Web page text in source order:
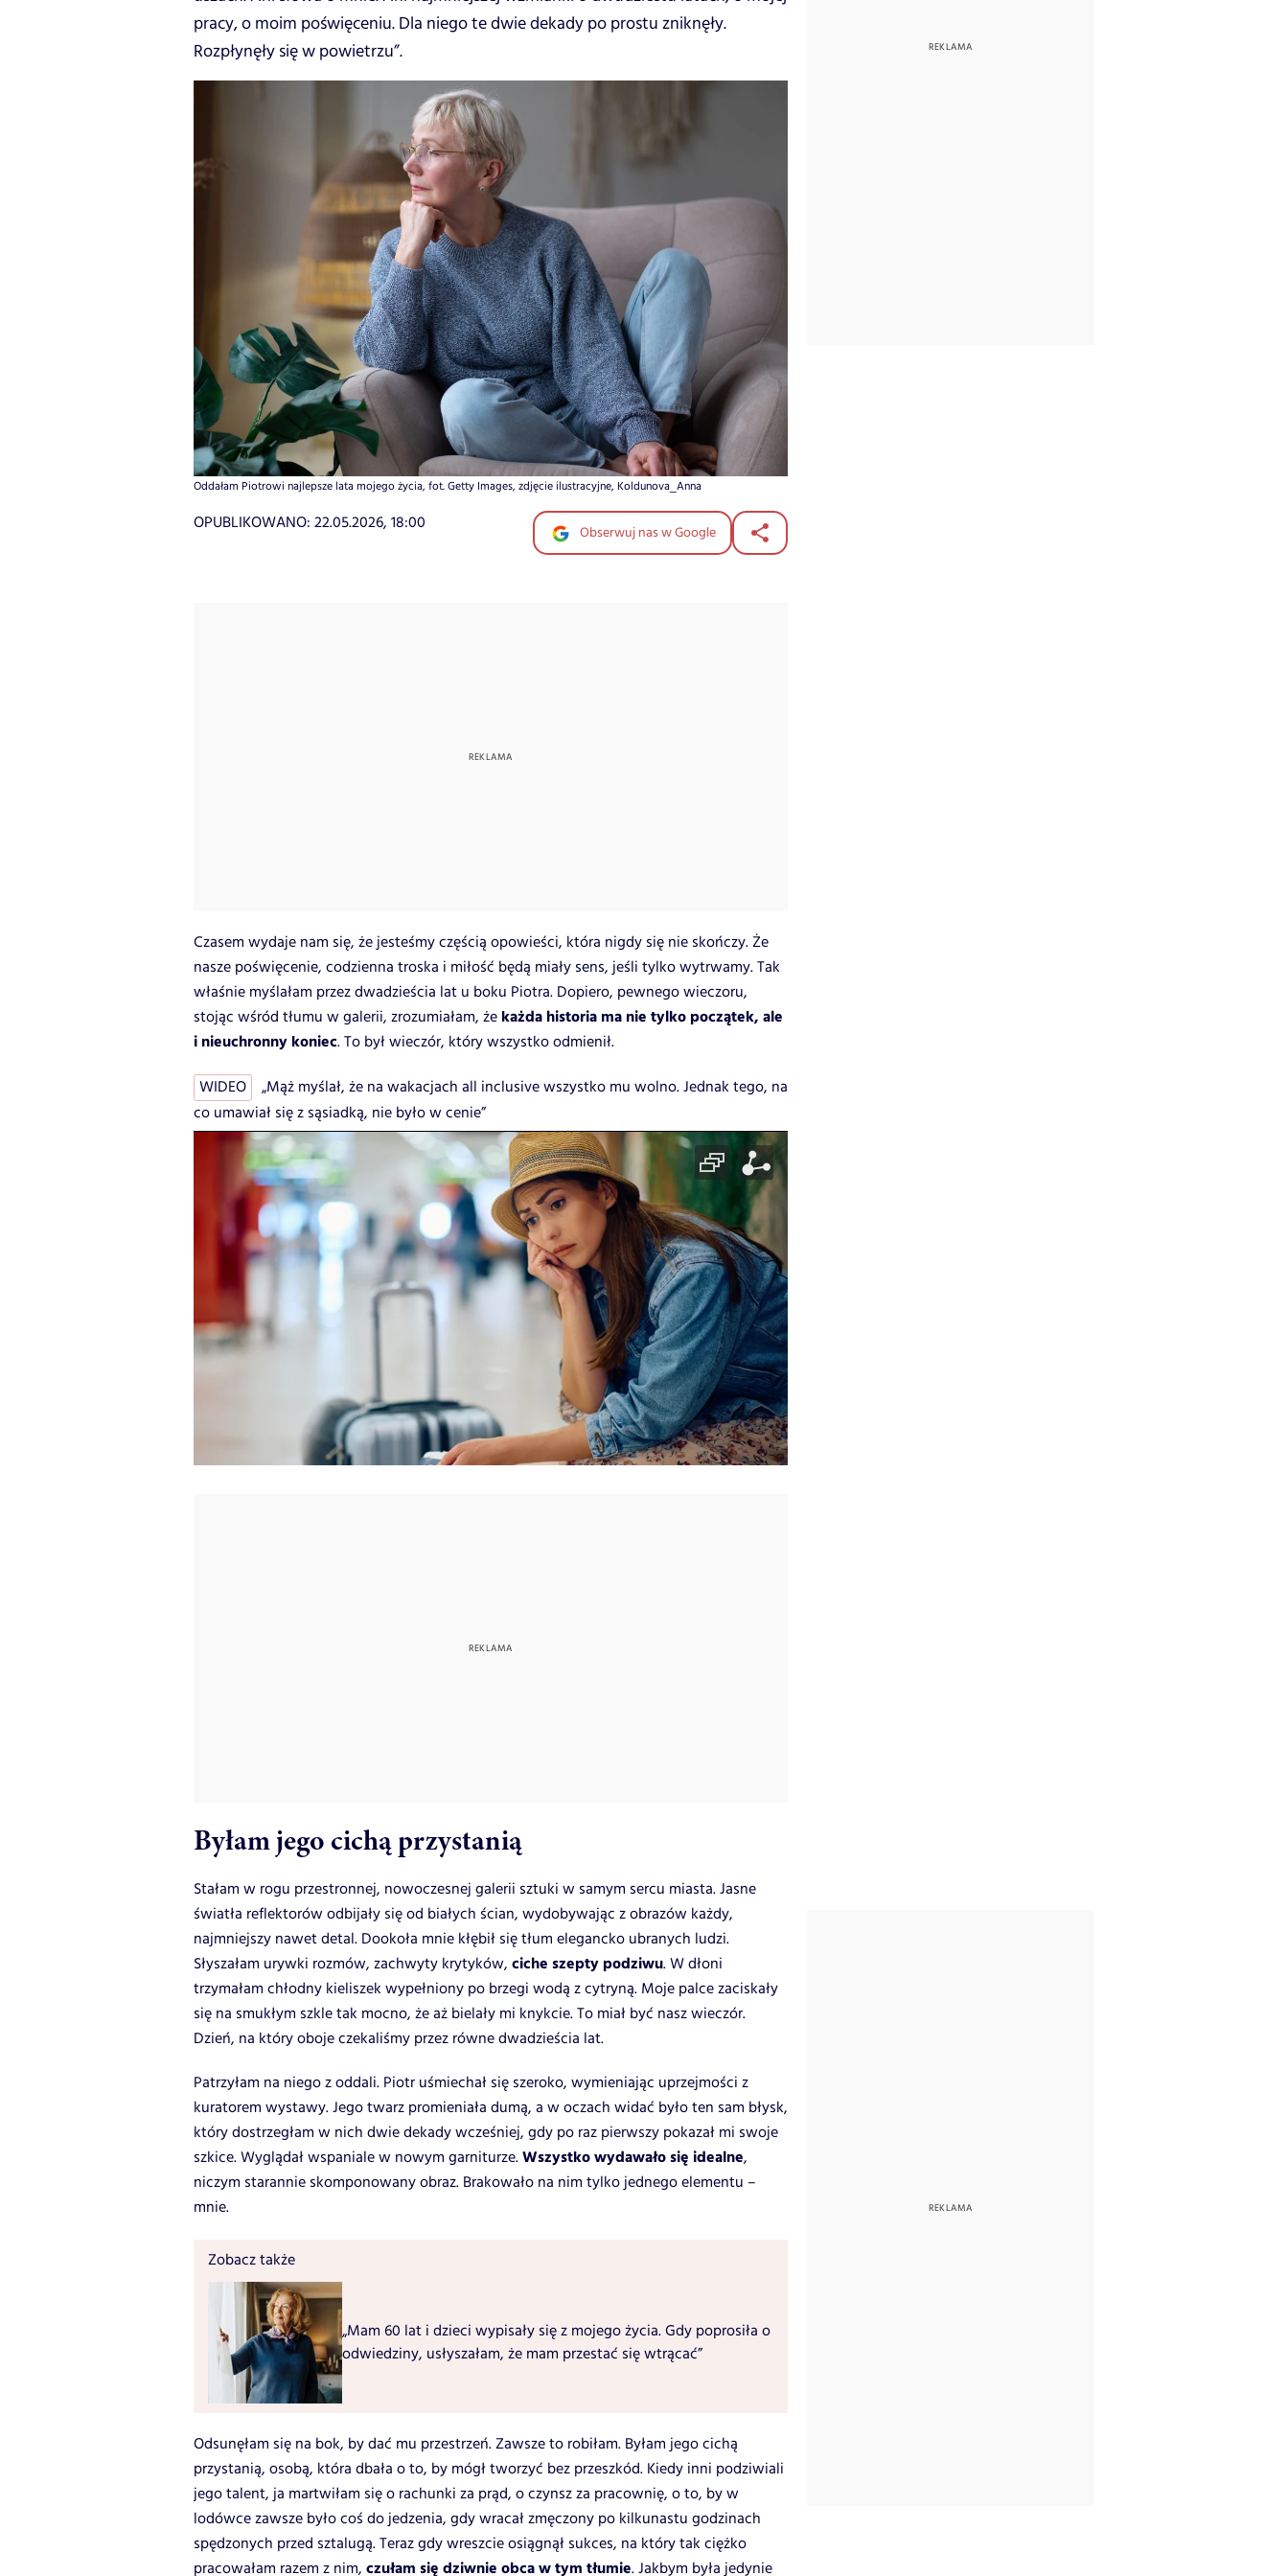
pracy, o moim poświęceniu. Dla niego te dwie dekady po prostu zniknęły.
Rozpłynęły się w powietrzu”.
Oddałam Piotrowi najlepsze lata mojego życia, fot. Getty Images, zdjęcie ilustracyjne, Koldunova_Anna
OPUBLIKOWANO: 22.05.2026, 18:00 Obserwuj nas w Google
Czasem wydaje nam się, że jesteśmy częścią opowieści, która nigdy się nie skończy. Że
nasze poświęcenie, codzienna troska i miłość będą miały sens, jeśli tylko wytrwamy. Tak
właśnie myślałam przez dwadzieścia lat u boku Piotra. Dopiero, pewnego wieczoru,
stojąc wśród tłumu w galerii, zrozumiałam, że każda historia ma nie tylko początek, ale
i nieuchronny koniec. To był wieczór, który wszystko odmienił.
WIDEO
„Mąż myślał, że na wakacjach all inclusive wszystko mu wolno. Jednak tego, na
co umawiał się z sąsiadką, nie było w cenie”
Byłam jego cichą przystanią
Stałam w rogu przestronnej, nowoczesnej galerii sztuki w samym sercu miasta. Jasne
światła reflektorów odbijały się od białych ścian, wydobywając z obrazów każdy,
najmniejszy nawet detal. Dookoła mnie kłębił się tłum elegancko ubranych ludzi.
Słyszałam urywki rozmów, zachwyty krytyków, ciche szepty podziwu. W dłoni
trzymałam chłodny kieliszek wypełniony po brzegi wodą z cytryną. Moje palce zaciskały
się na smukłym szkle tak mocno, że aż bielały mi knykcie. To miał być nasz wieczór.
Dzień, na który oboje czekaliśmy przez równe dwadzieścia lat.
Patrzyłam na niego z oddali. Piotr uśmiechał się szeroko, wymieniając uprzejmości z
kuratorem wystawy. Jego twarz promieniała dumą, a w oczach widać było ten sam błysk,
który dostrzegłam w nich dwie dekady wcześniej, gdy po raz pierwszy pokazał mi swoje
szkice. Wyglądał wspaniale w nowym garniturze.Wszystko wydawało się idealne,
niczym starannie skomponowany obraz. Brakowało na nim tylko jednego elementu –
mnie.
Zobacz także
„Mam 60 lat i dzieci wypisały się z mojego życia. Gdy poprosiła o
odwiedziny, usłyszałam, że mam przestać się wtrącać”
Odsunęłam się na bok, by dać mu przestrzeń. Zawsze to robiłam. Byłam jego cichą
przystanią, osobą, która dbała o to, by mógł tworzyć bez przeszkód. Kiedy inni podziwiali
jego talent, ja martwiłam się o rachunki za prąd, o czynsz za pracownię, o to, by w
lodówce zawsze było coś do jedzenia, gdy wracał zmęczony po kilkunastu godzinach
spędzonych przed sztalugą. Teraz gdy wreszcie osiągnął sukces, na który tak ciężko
pracowałam razem z nim, czułam się dziwnie obca w tym tłumie. Jakbym była jedynie